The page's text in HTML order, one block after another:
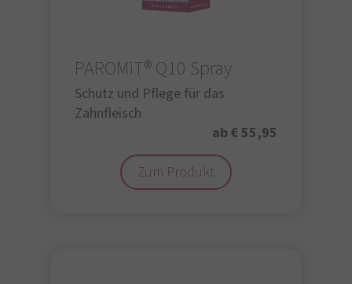
PAROMiT® Q10 Spray
Schutz und Pflege für das
Zahnfleisch
ab € 55,95
Zum Produkt